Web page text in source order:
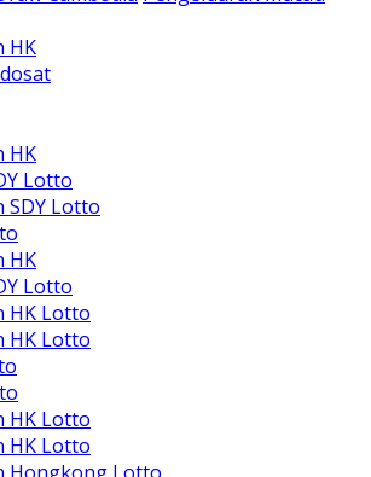
HK
HK
Lotto
SDY Lotto
HK
Lotto
HK Lotto
HK Lotto
HK Lotto
HK Lotto